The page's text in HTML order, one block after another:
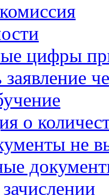
цифры
о
не